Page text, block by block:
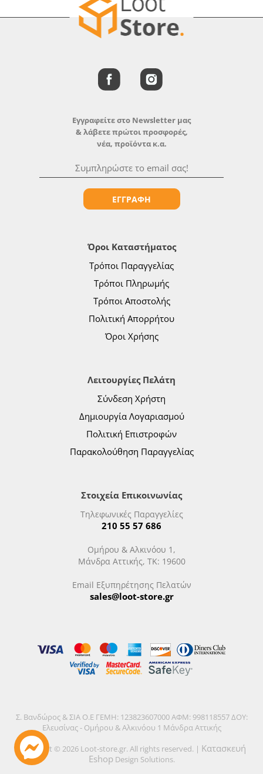
Όροι Καταστήματος
Τρόποι Παραγγελίας
Τρόποι Πληρωμής
Τρόποι Αποστολής
Πολιτική Απορρήτου
Όροι Χρήσης
Λειτουργίες Πελάτη
Σύνδεση Χρήστη
Δημιουργία Λογαριασμού
Πολιτική Επιστροφών
Παρακολούθηση Παραγγελίας
Στοιχεία Επικοινωνίας
Τηλεφωνικές Παραγγελίες
210 55 57 686
Ομήρου & Αλκινόου 1,
Μάνδρα Αττικής, ΤΚ: 19600
Email Εξυπηρέτησης Πελατών
sales@loot-store.gr
Εγγραφείτε στο Newsletter μας
& λάβετε πρώτοι προσφορές,
νέα, προϊόντα κ.α.
ΕΓΓΡΑΦΗ
Σ. Βανδώρος & ΣΙΑ Ο.Ε ΓΕΜΗ: 123823607000 ΑΦΜ: 998118557 ΔΟΥ:
Ελευσίνας - Ομήρου & Αλκινόου 1 Μάνδρα Αττικής
Copyright © 2026 Loot-store.gr. All rights reserved. | Κατασκευή
Eshop Design Solutions.